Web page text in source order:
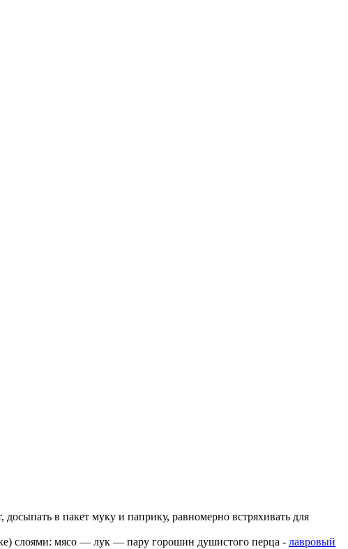
в пакет муку и паприку, равномерно встряхивать для
слоями: мясо — лук — пару горошин душистого перца - лавровый